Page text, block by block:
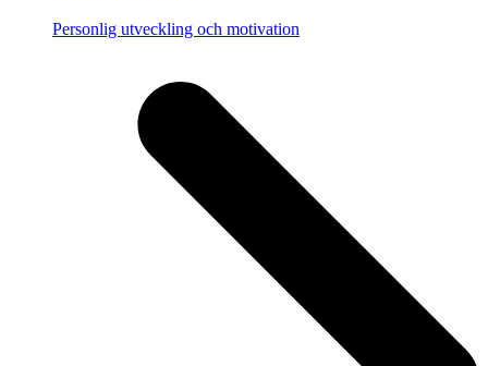
Personlig utveckling och motivation